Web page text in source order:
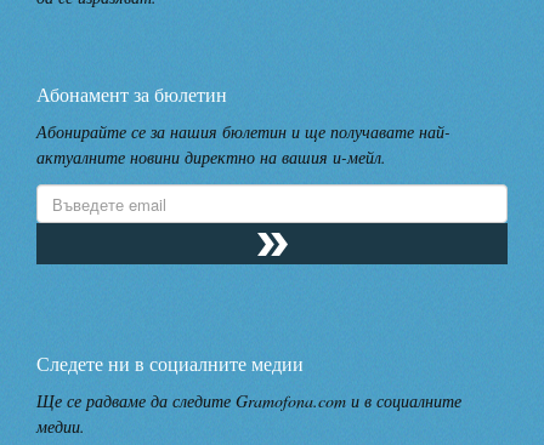
Абонамент за бюлетин
Абонирайте се за нашия бюлетин и ще получавате най-
актуалните новини директно на вашия и-мейл.
Следете ни в социалните медии
Ще се радваме да следите Gramofona.com и в социалните
медии.